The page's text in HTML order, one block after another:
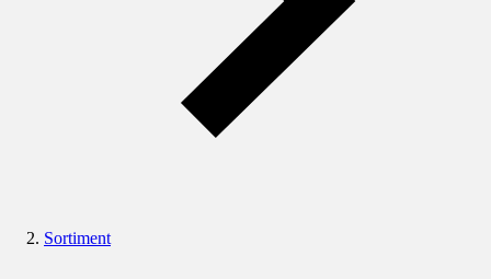
Sortiment